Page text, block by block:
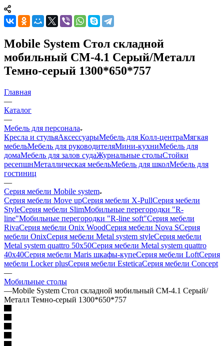
Mobile System Стол складной
мобильный СМ-4.1 Серый/Металл
Темно-серый 1300*650*757
Главная
—
Каталог
—
Мебель для персонала
Кресла и стульяАксессуарыМебель для Колл-центраМягкая
мебельМебель для руководителяМини-кухниМебель для
домаМебель для залов судаЖурнальные столыСтойки
ресепшнМеталлическая мебельМебель для школМебель для
гостиниц
—
Серия мебели Mobile system
Серия мебели Move upСерия мебели X-PullСерия мебели
StyleСерия мебели SlimМобильные перегородки "R-
line"Мобильные перегородки "R-line soft"Серия мебели
RivaСерия мебели Onix WoodСерия мебели Nova SСерия
мебели OnixСерия мебели Metal system styleСерия мебели
Metal system quattro 50x50Серия мебели Metal system quattro
40x40Серия мебели Maris шкафы-купеСерия мебели LoftСерия
мебели Locker plusСерия мебели EsteticaСерия мебели Concept
—
Мобильные столы
—Mobile System Стол складной мобильный СМ-4.1 Серый/
Металл Темно-серый 1300*650*757